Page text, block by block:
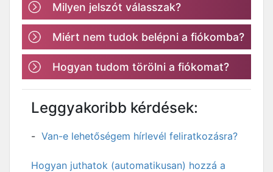
Milyen jelszót válasszak?
Miért nem tudok belépni a fiókomba?
Hogyan tudom törölni a fiókomat?
Leggyakoribb kérdések:
Van-e lehetőségem hírlevél feliratkozásra?
Hogyan juthatok (automatikusan) hozzá a